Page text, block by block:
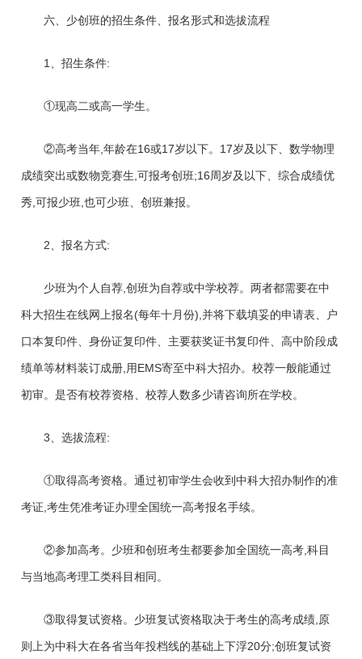
六、少创班的招生条件、报名形式和选拔流程
1、招生条件:
①现高二或高一学生。
②高考当年,年龄在16或17岁以下。17岁及以下、数学物理
成绩突出或数物竞赛生,可报考创班;16周岁及以下、综合成绩优
秀,可报少班,也可少班、创班兼报。
2、报名方式:
少班为个人自荐,创班为自荐或中学校荐。两者都需要在中
科大招生在线网上报名(每年十月份),并将下载填妥的申请表、户
口本复印件、身份证复印件、主要获奖证书复印件、高中阶段成
绩单等材料装订成册,用EMS寄至中科大招办。校荐一般能通过
初审。是否有校荐资格、校荐人数多少请咨询所在学校。
3、选拔流程:
①取得高考资格。通过初审学生会收到中科大招办制作的准
考证,考生凭准考证办理全国统一高考报名手续。
②参加高考。少班和创班考生都要参加全国统一高考,科目
与当地高考理工类科目相同。
③取得复试资格。少班复试资格取决于考生的高考成绩,原
则上为中科大在各省当年投档线的基础上下浮20分;创班复试资